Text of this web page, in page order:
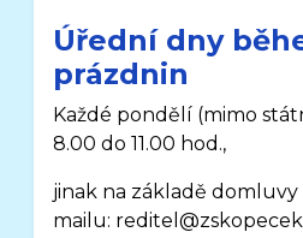
Úřední dny
prázdnin
Každé pondělí (mimo
8.00 do 11.00 hod.,
jinak na základě
mailu: